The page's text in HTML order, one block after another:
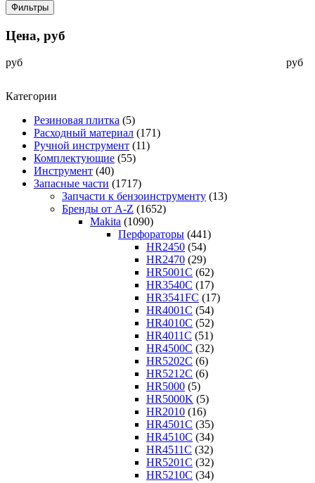
Фильтры
Цена, руб
руб руб
Категории
Резиновая плитка (5)
Расходный материал (171)
Ручной инструмент (11)
Комплектующие (55)
Инструмент (40)
Запасные части (1717)
Запчасти к бензоинструменту (13)
Бренды от A-Z (1652)
Makita (1090)
Перфораторы (441)
HR2450 (54)
HR2470 (29)
HR5001C (62)
HR3540C (17)
HR3541FC (17)
HR4001C (54)
HR4010C (52)
HR4011C (51)
HR4500C (32)
HR5202C (6)
HR5212C (6)
HR5000 (5)
HR5000K (5)
HR2010 (16)
HR4501C (35)
HR4510C (34)
HR4511C (32)
HR5201C (32)
HR5210C (34)